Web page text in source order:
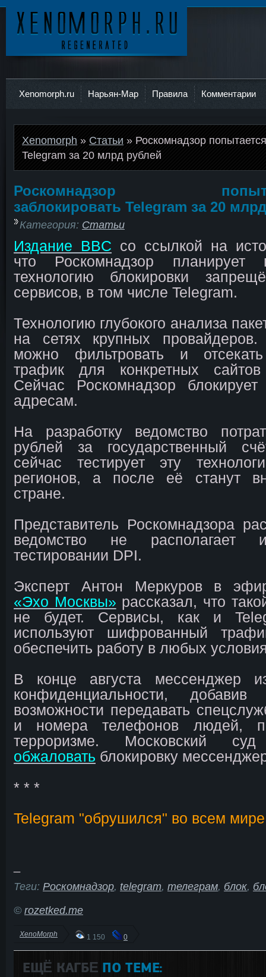
Xenomorph.ru Нарьян-Мар Правила Комментарии
Xenomorph » Статьи » Роскомнадзор
Telegram за 20 млрд рублей
Роскомнадзор
заблокировать Telegram за 20
Категория: Статьи
Издание BBC со ссылкой на
что Роскомнадзор планирует
технологию блокировки
сервисов, в том числе Telegram.
Технологию глубокого анализа
на сетях крупных
можно фильтровать и
трафик для конкретных
Сейчас Роскомнадзор
адресам.
На разработку ведомство
рублей за государственный
сейчас тестирует эту
регионов, а после её станут
стране.
Представитель Роскомнадзора
ведомство не располагает
тестировании DPI.
Эксперт Антон Меркуров в
«Эхо Москвы» рассказал, что
не будет. Сервисы, как и
используют шифрованный
обеспечить работу в любых
В конце августа мессенджер
конфиденциальности,
возможности передавать
и номера телефонов людей,
терроризме. Московский
обжаловать блокировку
* * *
Telegram "обрушился" во всем
Теги: Роскомнадзор, telegram, телеграм, блок,
© rozetked.me
XenoMorph 1 150 0
ЕЩЁ КАГБΕ ПО ТЕМЕ: